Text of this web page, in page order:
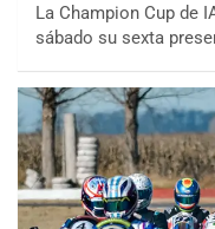
La Champion Cup de
sábado su sexta